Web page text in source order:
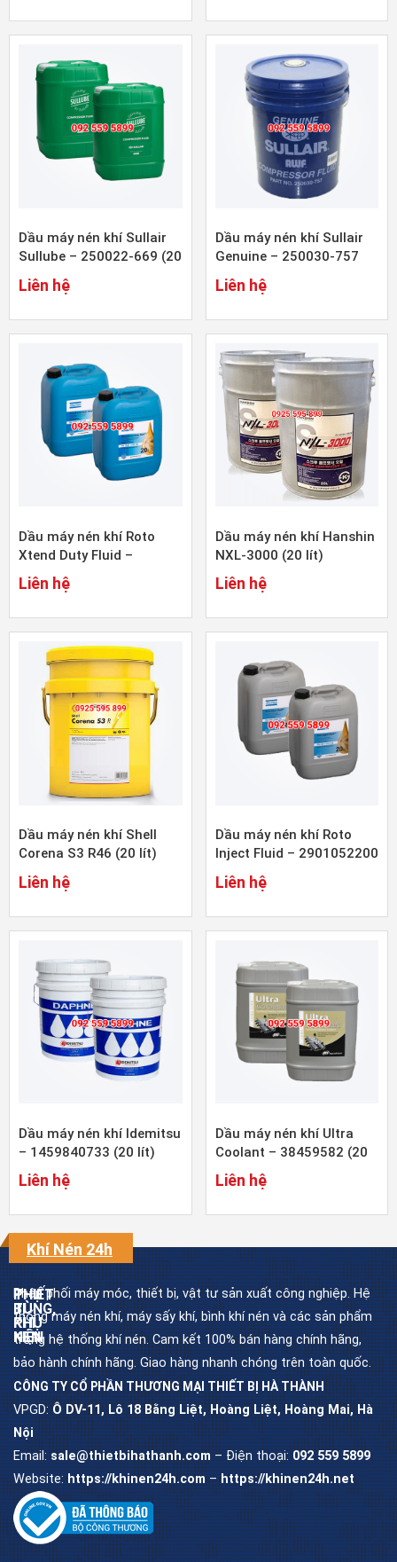
Dầu máy nén khí Sullair
Sullube – 250022-669 (20
lít)
Liên hệ
Dầu máy nén khí Sullair
Genuine – 250030-757
(15 lít)
Liên hệ
Dầu máy nén khí Roto
Xtend Duty Fluid –
2901170100 (20 lít)
Liên hệ
Dầu máy nén khí Hanshin
NXL-3000 (20 lít)
Liên hệ
Dầu máy nén khí Shell
Corena S3 R46 (20 lít)
Liên hệ
Dầu máy nén khí Roto
Inject Fluid – 2901052200
(20 lít)
Liên hệ
Dầu máy nén khí Idemitsu
– 1459840733 (20 lít)
Liên hệ
Dầu máy nén khí Ultra
Coolant – 38459582 (20
lít)
Liên hệ
Khí Nén 24h
Phân phối máy móc, thiết bị, vật tư sản xuất công nghiệp. Hệ
thống máy nén khí, máy sấy khí, bình khí nén và các sản phẩm
trong hệ thống khí nén. Cam kết 100% bán hàng chính hãng,
bảo hành chính hãng. Giao hàng nhanh chóng trên toàn quốc.
CÔNG TY CỔ PHẦN THƯƠNG MẠI THIẾT BỊ HÀ THÀNH
VPGD: Ô DV-11, Lô 18 Bằng Liệt, Hoàng Liệt, Hoàng Mai, Hà
Nội
Email:sale@thietbihathanh.com– Điện thoại: 092 559 5899
Website: https://khinen24h.com–https://khinen24h.net
THIẾT
BỊ
KHÍ
NÉN
Máy
nén
khí
trục
vít
Máy
nén
khí
piston
Máy
sấy
khí
PHỤ
TÙNG,
PHỤ
KIỆN
Dầu
máy
nén
khí
Lọc
dầu
máy
trục
vít
Lọc
khí
máy
trục
vít